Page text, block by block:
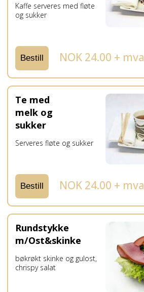
Kaffe serveres med fløte
og sukker
Bestill NOK 24.00 + mva
Te med
melk og
sukker
Serveres fløte og sukker
Bestill NOK 24.00 + mva
Rundstykke
m/Ost&skinke
bøkrøkt skinke og gulost,
chrispy salat